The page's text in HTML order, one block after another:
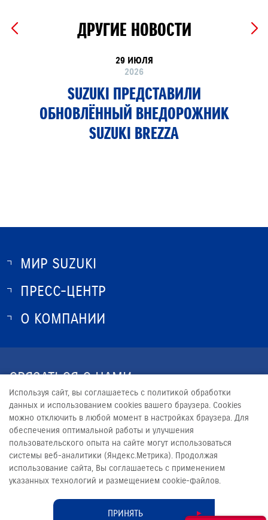
ДРУГИЕ НОВОСТИ
29 ИЮЛЯ
2026
SUZUKI ПРЕДСТАВИЛИ
ОБНОВЛЁННЫЙ ВНЕДОРОЖНИК
SUZUKI BREZZA
МИР SUZUKI
О SUZUKI
ПРЕСС-ЦЕНТР
НОВОСТИ
О КОМПАНИИ
СВЯЗАТЬСЯ С НАМИ
+7 (8442) 68-59-24
SUZUKI@ARKONT.RU
© 2026
Сделано в ПЕРКС
Используя сайт, вы соглашаетесь с политикой обработки
данных и использованием cookies вашего браузера. Cookies
можно отключить в любой момент в настройках браузера. Для
обеспечения оптимальной работы и улучшения
пользовательского опыта на сайте могут использоваться
системы веб-аналитики (Яндекс.Метрика). Продолжая
использование сайта, Вы соглашаетесь с применением
указанных технологий и размещением cookie-файлов.
ПРИНЯТЬ